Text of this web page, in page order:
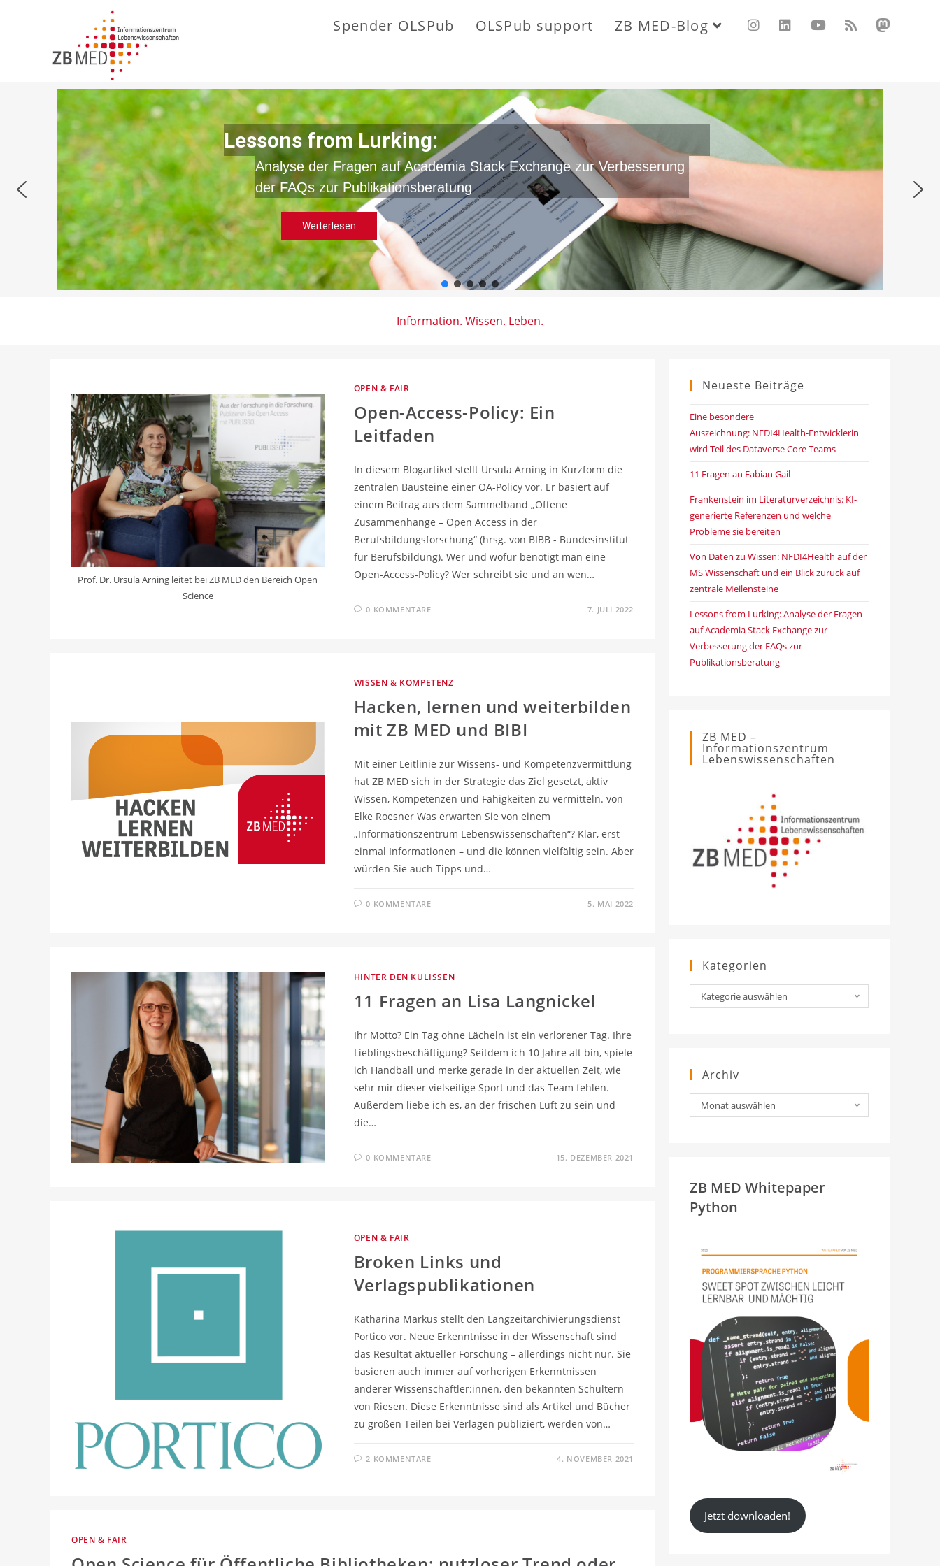
Spender OLSPub OLSPub support ZB MED-Blog
Lessons from Lurking:
Analyse der Fragen auf Academia Stack Exchange zur Verbesserung
der FAQs zur Publikationsberatung
Weiterlesen
Information. Wissen. Leben.
Prof. Dr. Ursula Arning leitet bei ZB MED den Bereich Open
Science
OPEN & FAIR
Open-Access-Policy: Ein
Leitfaden
In diesem Blogartikel stellt Ursula Arning in Kurzform die
zentralen Bausteine einer OA-Policy vor. Er basiert auf
einem Beitrag aus dem Sammelband „Offene
Zusammenhänge – Open Access in der
Berufsbildungsforschung“ (hrsg. von BIBB - Bundesinstitut
für Berufsbildung). Wer und wofür benötigt man eine
Open-Access-Policy? Wer schreibt sie und an wen…
0 KOMMENTARE 7. JULI 2022
WISSEN & KOMPETENZ
Hacken, lernen und weiterbilden
mit ZB MED und BIBI
Mit einer Leitlinie zur Wissens- und Kompetenzvermittlung
hat ZB MED sich in der Strategie das Ziel gesetzt, aktiv
Wissen, Kompetenzen und Fähigkeiten zu vermitteln. von
Elke Roesner Was erwarten Sie von einem
„Informationszentrum Lebenswissenschaften“? Klar, erst
einmal Informationen – und die können vielfältig sein. Aber
würden Sie auch Tipps und…
0 KOMMENTARE 5. MAI 2022
HINTER DEN KULISSEN
11 Fragen an Lisa Langnickel
Ihr Motto? Ein Tag ohne Lächeln ist ein verlorener Tag. Ihre
Lieblingsbeschäftigung? Seitdem ich 10 Jahre alt bin, spiele
ich Handball und merke gerade in der aktuellen Zeit, wie
sehr mir dieser vielseitige Sport und das Team fehlen.
Außerdem liebe ich es, an der frischen Luft zu sein und
die…
0 KOMMENTARE 15. DEZEMBER 2021
OPEN & FAIR
Broken Links und
Verlagspublikationen
Katharina Markus stellt den Langzeitarchivierungsdienst
Portico vor. Neue Erkenntnisse in der Wissenschaft sind
das Resultat aktueller Forschung – allerdings nicht nur. Sie
basieren auch immer auf vorherigen Erkenntnissen
anderer Wissenschaftler:innen, den bekannten Schultern
von Riesen. Diese Erkenntnisse sind als Artikel und Bücher
zu großen Teilen bei Verlagen publiziert, werden von…
2 KOMMENTARE 4. NOVEMBER 2021
OPEN & FAIR
Neueste Beiträge
Eine besondere
Auszeichnung: NFDI4Health-Entwicklerin
wird Teil des Dataverse Core Teams
11 Fragen an Fabian Gail
Frankenstein im Literaturverzeichnis: KI-
generierte Referenzen und welche
Probleme sie bereiten
Von Daten zu Wissen: NFDI4Health auf der
MS Wissenschaft und ein Blick zurück auf
zentrale Meilensteine
Lessons from Lurking: Analyse der Fragen
auf Academia Stack Exchange zur
Verbesserung der FAQs zur
Publikationsberatung
ZB MED –
Informationszentrum
Lebenswissenschaften
Kategorien
Kategorien
Kategorie auswählen
Archiv
Archiv
Monat auswählen
ZB MED Whitepaper
Python
Jetzt downloaden!